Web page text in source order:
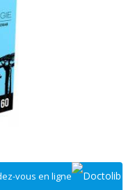
vous en ligne